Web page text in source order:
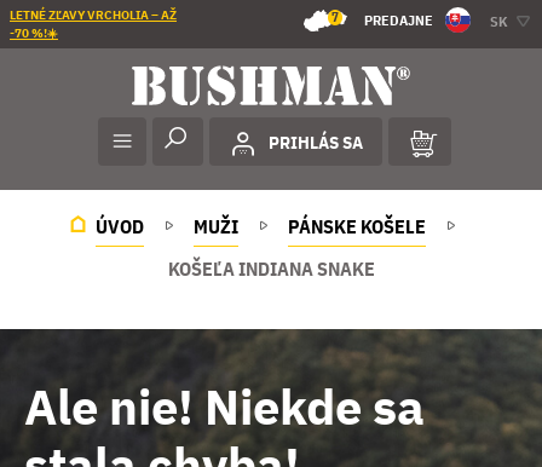
LETNÉ ZĽAVY VRCHOLIA – AŽ
-70 %!☀️
7 PREDAJNE SK
PRIHLÁS SA
ÚVOD MUŽI
PÁNSKE KOŠELE
KOŠEĽA INDIANA SNAKE
Ale nie! Niekde sa